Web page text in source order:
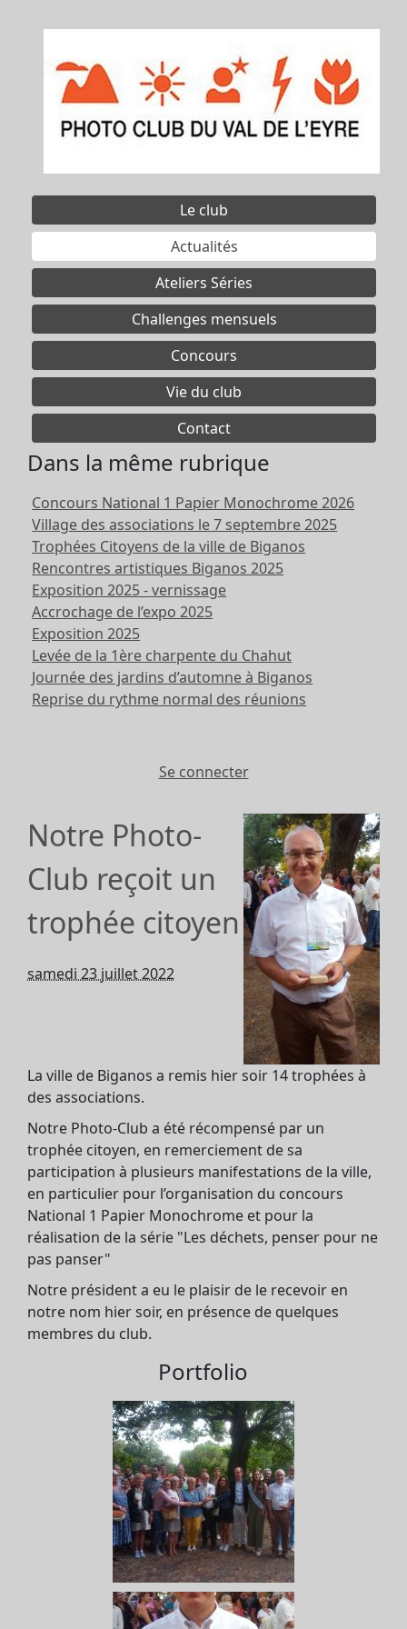
Le club
Actualités
Ateliers Séries
Challenges mensuels
Concours
Vie du club
Contact
Dans la même rubrique
Concours National 1 Papier Monochrome 2026
Village des associations le 7 septembre 2025
Trophées Citoyens de la ville de Biganos
Rencontres artistiques Biganos 2025
Exposition 2025 - vernissage
Accrochage de l’expo 2025
Exposition 2025
Levée de la 1ère charpente du Chahut
Journée des jardins d’automne à Biganos
Reprise du rythme normal des réunions
Se connecter
Notre Photo-
Club reçoit un
trophée citoyen
samedi 23 juillet 2022
La ville de Biganos a remis hier soir 14 trophées à
des associations.
Notre Photo-Club a été récompensé par un
trophée citoyen, en remerciement de sa
participation à plusieurs manifestations de la ville,
en particulier pour l’organisation du concours
National 1 Papier Monochrome et pour la
réalisation de la série "Les déchets, penser pour ne
pas panser"
Notre président a eu le plaisir de le recevoir en
notre nom hier soir, en présence de quelques
membres du club.
Portfolio